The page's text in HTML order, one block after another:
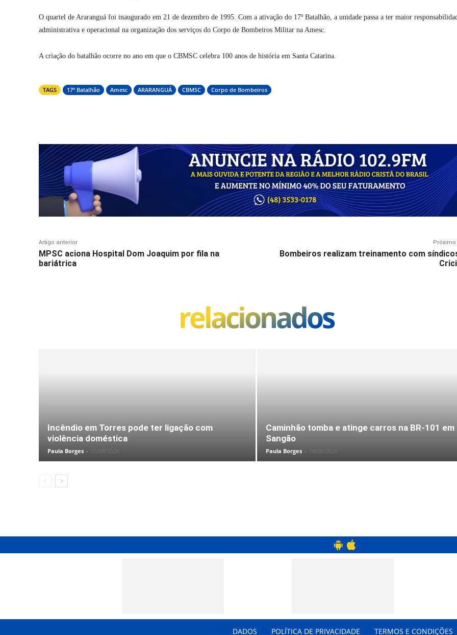
O quartel de Araranguá foi inaugurado em 21 de dezembro de 1995. Com a ativação do 17º Batalhão, a unidade passa a ter maior
administrativa e operacional na organização dos serviços do Corpo de Bombeiros Militar na Amesc.
A criação do batalhão ocorre no ano em que o CBMSC celebra 100 anos de história em Santa Catarina.
TAGS 17º Batalhão Amesc ARARANGUÁ CBMSC Corpo de Bombeiros
Artigo anterior
MPSC aciona Hospital Dom Joaquim por fila na
bariátrica
Bombeiros realizam treinamento com
relacionados
Incêndio em Torres pode ter ligação com
violência doméstica
Paula Borges - 05/08/2026
Caminhão tomba e atinge carros na BR-101 em
Sangão
Paula Borges - 04/08/2026
DADOS POLÍTICA DE PRIVACIDADE TERMOS E CONDIÇÕES